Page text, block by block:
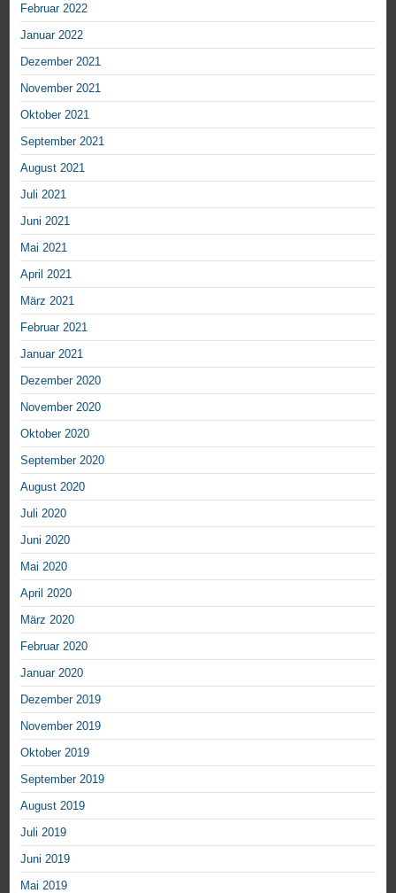
Februar 2022
Januar 2022
Dezember 2021
November 2021
Oktober 2021
September 2021
August 2021
Juli 2021
Juni 2021
Mai 2021
April 2021
März 2021
Februar 2021
Januar 2021
Dezember 2020
November 2020
Oktober 2020
September 2020
August 2020
Juli 2020
Juni 2020
Mai 2020
April 2020
März 2020
Februar 2020
Januar 2020
Dezember 2019
November 2019
Oktober 2019
September 2019
August 2019
Juli 2019
Juni 2019
Mai 2019